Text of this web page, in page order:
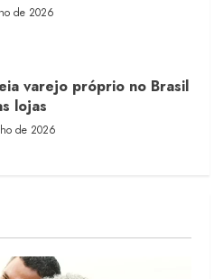
de 2026
varejo próprio no Brasil
lojas
de 2026